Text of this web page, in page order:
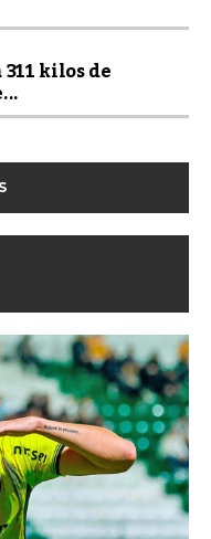
kilos de